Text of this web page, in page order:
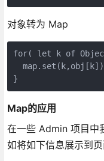
对象转为 Map
for( let k of
  map.set(k,obj[k])
}
Map的应用
在一些 Admin 项目中
如将如下信息展示到页